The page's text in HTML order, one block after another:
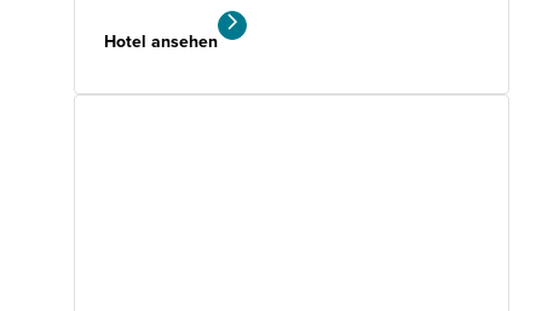
Hotel ansehen